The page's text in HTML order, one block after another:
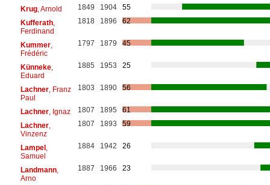
Krug, Arnold 1849 1904
55
Kufferath,
Ferdinand
1818 1896 62
Kummer,
Frédéric
1797 1879 45
Künneke,
Eduard
1885 1953 25
Lachner, Franz
Paul
1803 1890 56
Lachner, Ignaz 1807 1895
61
Lachner,
Vinzenz
1807 1893 59
Lampel,
Samuel
1884 1942 26
Landmann,
Arno
1887 1966 23